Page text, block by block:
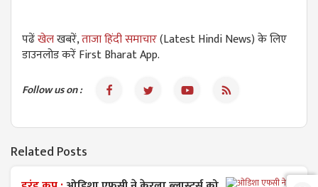
पढेंखेलखबरें,ताजा हिंदी समाचार(Latest Hindi News) के लिए
डाउनलोड करें First Bharat App.
Follow us on :
Related Posts